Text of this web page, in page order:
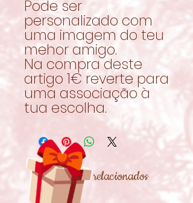
Pode ser
personalizado com
uma imagem do teu
mehor amigo.
Na compra deste
artigo 1€ reverte para
uma associação à
tua escolha.
Productos relacionados